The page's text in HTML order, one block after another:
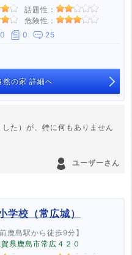
話題性：
危険性：
0 0 25
然の家 詳細へ
た）が、特に何もありません
ことが多いようです。
プ場」もありますし、そこで
域を出ないように思えます（※
ユーザーさん
学校（常広城）
鹿島駅から徒歩9分】
県鹿島市常広４２０